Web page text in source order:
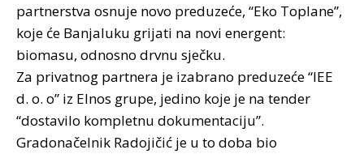
partnerstva osnuje novo preduzeće, “Eko Toplane”,
koje će Banjaluku grijati na novi energent:
biomasu, odnosno drvnu sječku.
Za privatnog partnera je izabrano preduzeće “IEE
d. o. o” iz Elnos grupe, jedino koje je na tender
“dostavilo kompletnu dokumentaciju”.
Gradonačelnik Radojičić je u to doba bio